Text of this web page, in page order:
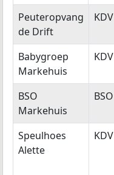
Naam
opvang
Type
Peuteropvang
de Drift
KDV
Babygroep
Markehuis
KDV
BSO
Markehuis
BSO
Speulhoes
Alette
KDV